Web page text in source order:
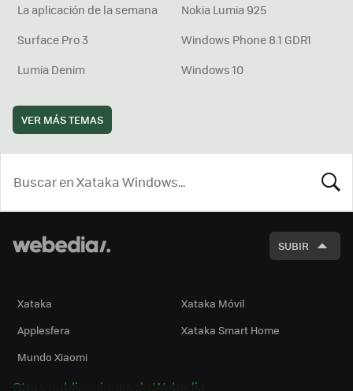
La aplicación de la semana
Nokia Lumia 925
Surface Pro 3
Windows Phone 8.1 GDR1
Lumia Denim
Windows 10
VER MÁS TEMAS
SUBIR
Xataka
Xataka Móvil
Applesfera
Xataka Smart Home
Mundo Xiaomi
Otras publicaciones de Webedia